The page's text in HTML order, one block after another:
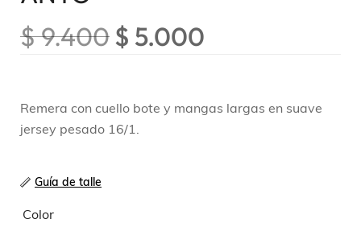
$9.400$ 5.000
Remera con cuello bote y mangas largas en suave
jersey pesado 16/1.
Guía de talle
Color